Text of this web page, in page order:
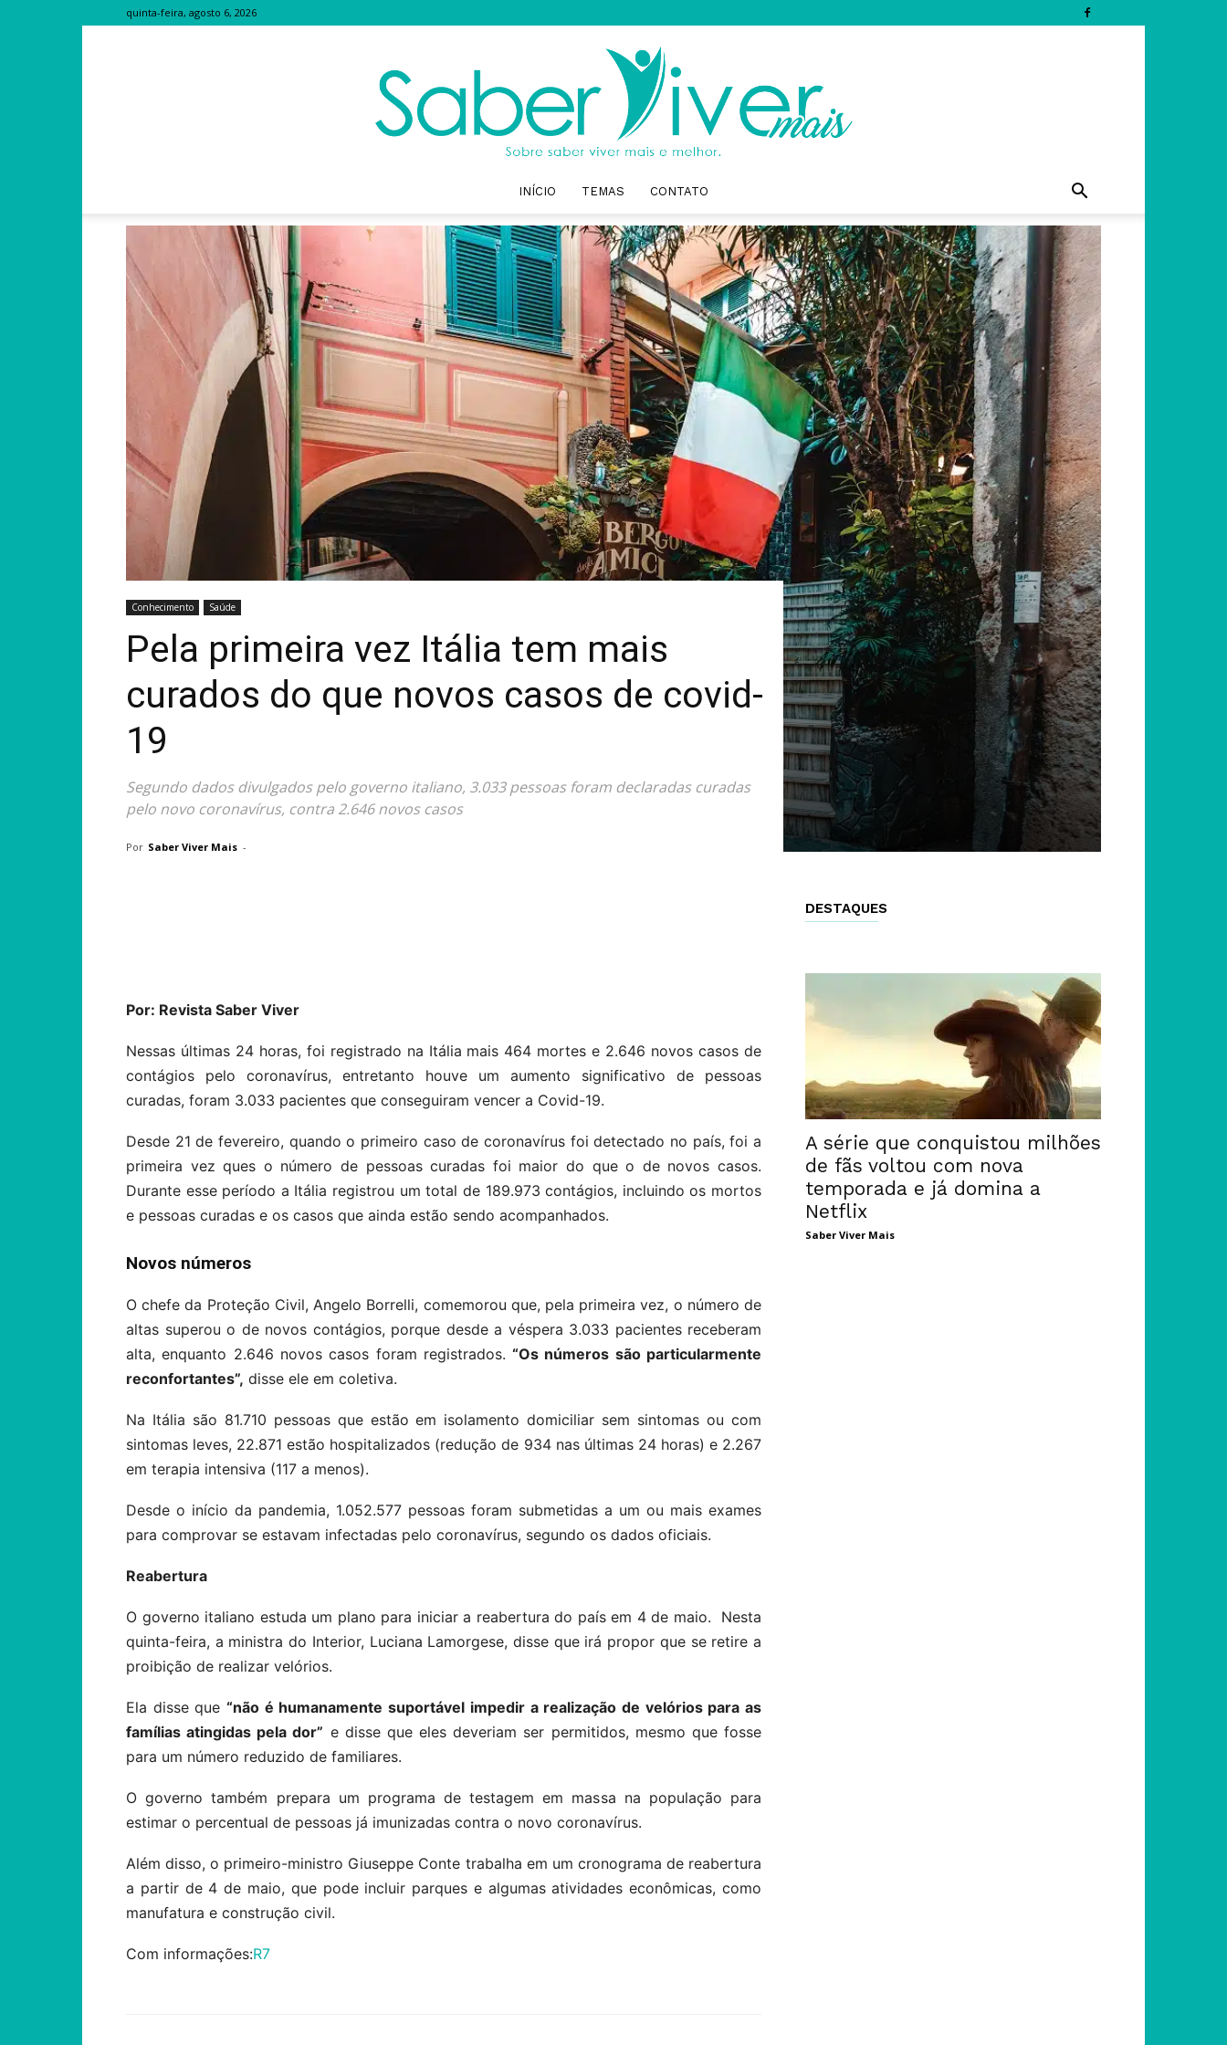
quinta-feira, agosto 6, 2026
Saber
Viver
Mais
INÍCIO TEMAS CONTATO
Conhecimento Saúde
Pela primeira vez Itália tem mais
curados do que novos casos de covid-
19
Segundo dados divulgados pelo governo italiano, 3.033 pessoas foram declaradas curadas
pelo novo coronavírus, contra 2.646 novos casos
Por Saber Viver Mais -
Por: Revista Saber Viver
Nessas últimas 24 horas, foi registrado na Itália mais 464 mortes e 2.646 novos casos de
contágios pelo coronavírus, entretanto houve um aumento significativo de pessoas
curadas, foram 3.033 pacientes que conseguiram vencer a Covid-19.
Desde 21 de fevereiro, quando o primeiro caso de coronavírus foi detectado no país, foi a
primeira vez ques o número de pessoas curadas foi maior do que o de novos casos.
Durante esse período a Itália registrou um total de 189.973 contágios, incluindo os mortos
e pessoas curadas e os casos que ainda estão sendo acompanhados.
Novos números
O chefe da Proteção Civil, Angelo Borrelli, comemorou que, pela primeira vez, o número de
altas superou o de novos contágios, porque desde a véspera 3.033 pacientes receberam
alta, enquanto 2.646 novos casos foram registrados.“Os números são particularmente
reconfortantes”, disse ele em coletiva.
Na Itália são 81.710 pessoas que estão em isolamento domiciliar sem sintomas ou com
sintomas leves, 22.871 estão hospitalizados (redução de 934 nas últimas 24 horas) e 2.267
em terapia intensiva (117 a menos).
Desde o início da pandemia, 1.052.577 pessoas foram submetidas a um ou mais exames
para comprovar se estavam infectadas pelo coronavírus, segundo os dados oficiais.
Reabertura
O governo italiano estuda um plano para iniciar a reabertura do país em 4 de maio. Nesta
quinta-feira, a ministra do Interior, Luciana Lamorgese, disse que irá propor que se retire a
proibição de realizar velórios.
Ela disse que“não é humanamente suportável impedir a realização de velórios para as
famílias atingidas pela dor” e disse que eles deveriam ser permitidos, mesmo que fosse
para um número reduzido de familiares.
O governo também prepara um programa de testagem em massa na população para
estimar o percentual de pessoas já imunizadas contra o novo coronavírus.
Além disso, o primeiro-ministro Giuseppe Conte trabalha em um cronograma de reabertura
a partir de 4 de maio, que pode incluir parques e algumas atividades econômicas, como
manufatura e construção civil.
Com informações:R7
DESTAQUES
A série que conquistou milhões
de fãs voltou com nova
temporada e já domina a
Netflix
Saber Viver Mais